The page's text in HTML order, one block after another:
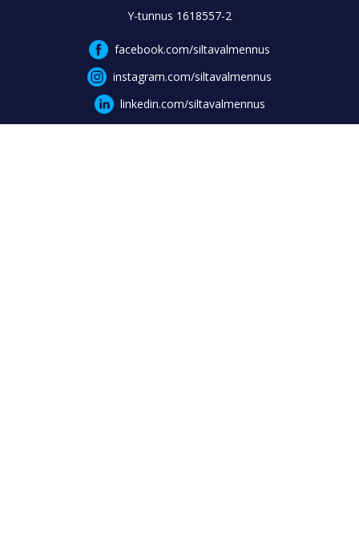
Y-tunnus 1618557-2
facebook.com/siltavalmennus
instagram.com/siltavalmennus
linkedin.com/siltavalmennus